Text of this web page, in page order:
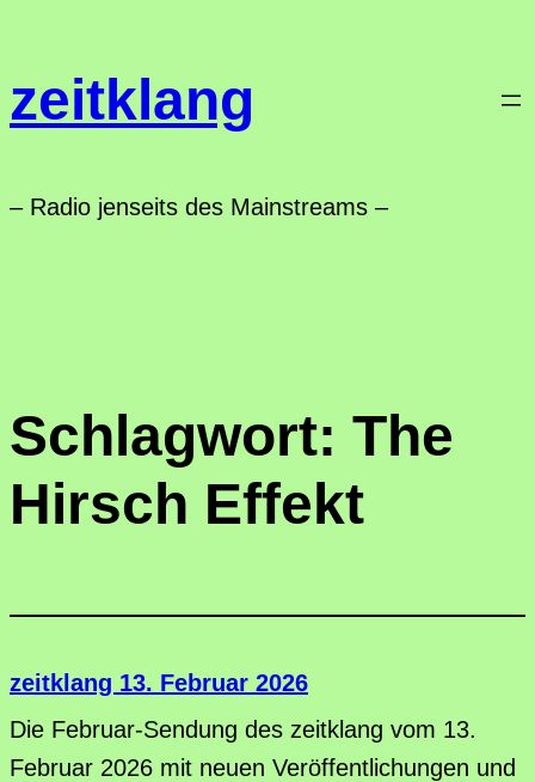
springen
zeitklang
– Radio jenseits des Mainstreams –
Schlagwort: The
Hirsch Effekt
zeitklang 13. Februar 2026
Die Februar-Sendung des zeitklang vom 13.
Februar 2026 mit neuen Veröffentlichungen und